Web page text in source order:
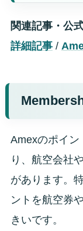
関連記事・公
詳細記事/
Amexのポイン
り、航空会社
があります。
ントを航空券
きいです。